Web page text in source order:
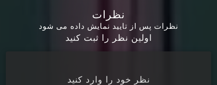
نظرات
نظرات پس از تایید نمایش داده می شود
اولین نظر را ثبت کنید
نظر خود را وارد کنید